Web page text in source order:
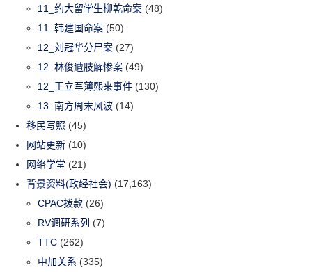
11_约大留学生柳乾命案 (48)
11_韩建国命案 (50)
12_刘冠华分尸案 (27)
12_林俊遭肢解惨案 (49)
12_王立军薄熙来事件 (130)
13_南方周末风波 (14)
移民写照 (45)
网站更新 (10)
网络学堂 (21)
背景资料(政经社会) (17,163)
CPAC拨款 (26)
RV调研系列 (7)
TTC (262)
中加关系 (335)